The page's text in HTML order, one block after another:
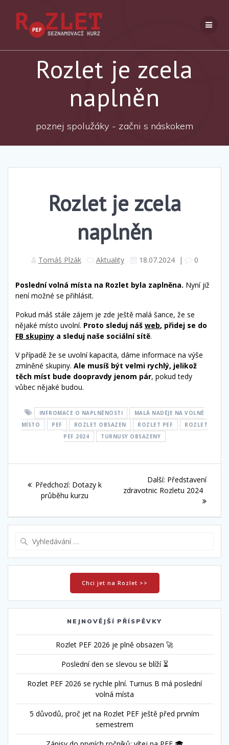
Rozlet je zcela
naplněn
poznej spolužáky - začni s náskokem
Rozlet je zcela
naplněn
Tomáš Plzák Aktuality 18.07.2024| 0
Poslední volná místa na Rozlet byla zaplněna. Nyní již
není možné se přihlásit.
Pokud máš stále zájem je zde ještě malá šance, že se
nějaké místo uvolní. Proto sleduj náš web, přidej se do
FB skupiny a sleduj naše sociální sítě.
V případě že se uvolní kapacita, dáme informace na výše
zmíněné skupiny. Ale musíš být velmi rychlý, jelikož
těch míst bude doopravdy jenom pár, pokud tedy
vůbec nějaké budou.
INFROMACE O NAPLNĚNOSTI
MALÁ NADĚJE NA VOLNÉ
MÍSTO
PEF ROZLET OBSAZEN ROZLET PEF
ROZLET
PEF 2024
TURNUSY OBSAZENY
pro
příspěvek
Předchozí: Předchozí
příspěvek:
Dotazy k
průběhu kurzu
Další: Další
příspěvek:
Představení
zdravotnic Rozletu 2024
Chci jet na Rozlet >>
NEJNOVĚJŠÍ PŘÍSPĚVKY
Rozlet PEF 2026 je plně obsazen 🚀
Poslední den se slevou se blíží ⏳
Rozlet PEF 2026 se rychle plní. Turnus B má poslední
volná místa
5 důvodů, proč jet na Rozlet PEF ještě před prvním
semestrem